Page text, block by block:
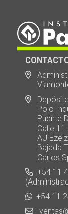
Viamonte
Polo
Puente
Calle 11
AU
Bajada
Carlos
+54 11
+54 11